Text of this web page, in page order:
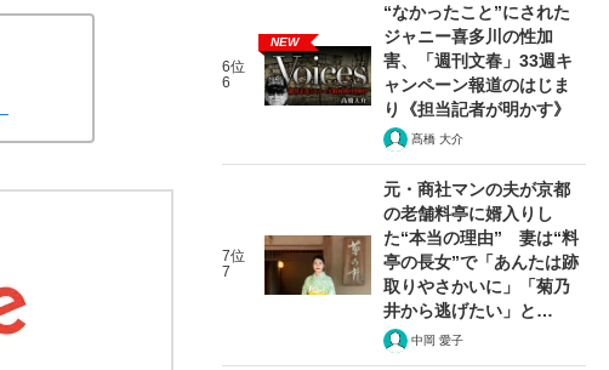
6位
6
NEW
“なかったこと”にされた
ジャニー喜多川の性加
害、「週刊文春」33週キ
ャンペーン報道のはじま
り《担当記者が明かす》
髙橋 大介
7位
7
元・商社マンの夫が京都
の老舗料亭に婿入りし
た“本当の理由” 妻は“料
亭の長女”で「あんたは跡
取りやさかいに」「菊乃
井から逃げたい」と…
中岡 愛子